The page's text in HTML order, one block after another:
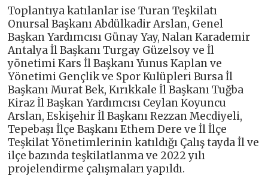
Toplantıya katılanlar ise Turan Teşkilatı
Onursal Başkanı Abdülkadir Arslan, Genel
Başkan Yardımcısı Günay Yay, Nalan Karademir
Antalya İl Başkanı Turgay Güzelsoy ve İl
yönetimi Kars İl Başkanı Yunus Kaplan ve
Yönetimi Gençlik ve Spor Kulüpleri Bursa İl
Başkanı Murat Bek, Kırıkkale İl Başkanı Tuğba
Kiraz İl Başkan Yardımcısı Ceylan Koyuncu
Arslan, Eskişehir İl Başkanı Rezzan Mecdiyeli,
Tepebaşı İlçe Başkanı Ethem Dere ve İl İlçe
Teşkilat Yönetimlerinin katıldığı Çalış tayda İl ve
ilçe bazında teşkilatlanma ve 2022 yılı
projelendirme çalışmaları yapıldı.